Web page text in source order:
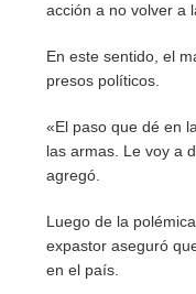
acción a no volver a
En este sentido, el
presos políticos.
«El paso que dé en
las armas. Le voy a
agregó.
Luego de la
expastor aseguró
en el país.